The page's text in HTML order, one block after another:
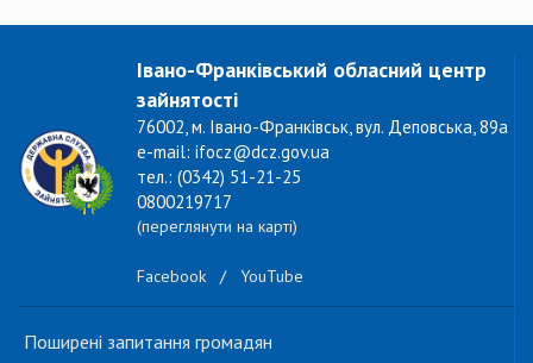
Івано-Франківський обласний центр
зайнятості
76002, м. Івано-Франківськ, вул. Деповська, 89а
e-mail: ifocz@dcz.gov.ua
тел.: (0342) 51-21-25
0800219717
(переглянути на карті)
Facebook / YouTube
Поширені запитання громадян